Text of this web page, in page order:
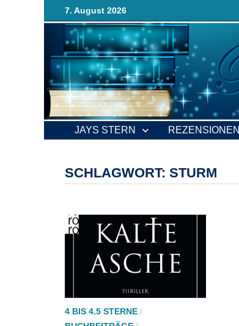
Zurück
zum
7. August 2026
JAYS STERN REZENSIONEN
SCHLAGWORT:STURM
4 BIS 4.5 STERNE /